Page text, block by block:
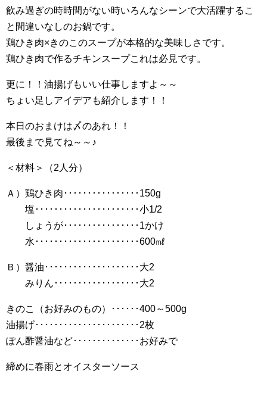
飲み過ぎの時時間がない時いろんなシーンで大活躍するこ
と間違いなしのお鍋です。
鶏ひき肉×きのこのスープが本格的な美味しさです。
鶏ひき肉で作るチキンスープこれは必見です。
更に！！油揚げもいい仕事しますよ～～
ちょい足しアイデアも紹介します！！
本日のおまけは〆のあれ！！
最後まで見てね～～♪
＜材料＞（2人分）
Ａ）鶏ひき肉････････････････150g
塩･･････････････････････小1/2
しょうが････････････････1かけ
水･･････････････････････600㎖
Ｂ）醤油････････････････････大2
みりん･･････････････････大2
きのこ（お好みのもの）･･････400～500g
油揚げ･･････････････････････2枚
ぽん酢醤油など･･････････････お好みで
締めに春雨とオイスターソース